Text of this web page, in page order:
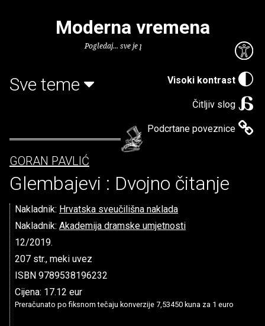
Visoki kontrast
Čitljiv slog
Podcrtane poveznice
Moderna vremena
Pogledaj... sve je puno knjiga.
Sve teme
GORAN PAVLIĆ
Glembajevi : Dvojno čitanje
Nakladnik: Hrvatska sveučilišna naklada
Nakladnik: Akademija dramske umjetnosti
12/2019.
207 str., meki uvez
ISBN 9789538196232
Cijena: 17.12 eur
Preračunato po fiksnom tečaju konverzije 7,53450 kuna za 1 euro